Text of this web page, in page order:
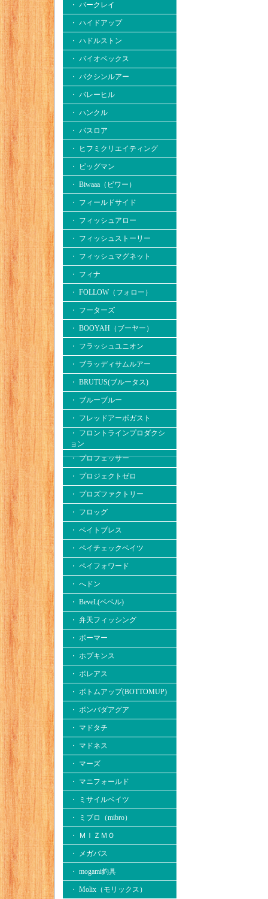
・ バークレイ
・ ハイドアップ
・ ハドルストン
・ バイオベックス
・ バクシンルアー
・ バレーヒル
・ ハンクル
・ バスロア
・ ヒフミクリエイティング
・ ビッグマン
・ Biwaaa（ビワー）
・ フィールドサイド
・ フィッシュアロー
・ フィッシュストーリー
・ フィッシュマグネット
・ フィナ
・ FOLLOW（フォロー）
・ フーターズ
・ BOOYAH（ブーヤー）
・ フラッシュユニオン
・ ブラッディサムルアー
・ BRUTUS(ブルータス)
・ ブルーブルー
・ フレッドアーボガスト
・ フロントラインプロダクシ
ョン
・ プロフェッサー
・ プロジェクトゼロ
・ プロズファクトリー
・ フロッグ
・ ベイトブレス
・ ペイチェックベイツ
・ ペイフォワード
・ へドン
・ BeveL(ベベル)
・ 弁天フィッシング
・ ボーマー
・ ホプキンス
・ ボレアス
・ ボトムアップ(BOTTOMUP)
・ ボンバダアグア
・ マドタチ
・ マドネス
・ マーズ
・ マニフォールド
・ ミサイルベイツ
・ ミブロ（mibro）
・ ＭＩＺＭＯ
・ メガバス
・ mogami釣具
・ Molix（モリックス）